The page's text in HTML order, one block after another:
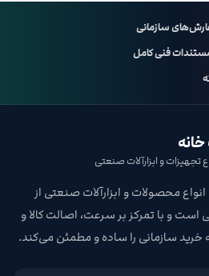
سازمانی
فنی کامل
تجهیزات و ابزارآلات صنعتی
محصولات و ابزارآلات صنعتی از
و با تمرکز بر سرعت، اصالت کالا و
خرید سازمانی را ساده و مطمئن می‌کند.